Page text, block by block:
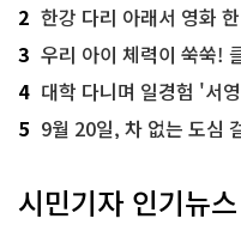
2 한강 다리 아래서 영화
3 우리 아이 체력이 쑥쑥!
4 대학 다니며 일경험 '서
5 9월 20일, 차 없는 도심 걸어
시민기자 인기뉴스